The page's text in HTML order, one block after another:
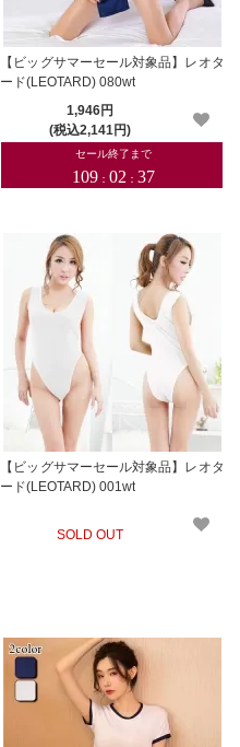
【ビッグサマーセール対象品】レオタ
ード(LEOTARD) 080wt
1,946円
(税込2,141円)
【ビッグサマーセール対象品】レオタ
ード(LEOTARD) 001wt
SOLD OUT